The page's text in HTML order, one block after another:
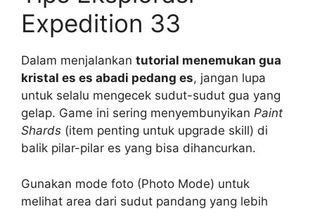
Expedition 33
Dalam menjalankan tutorial menemukan gua
kristal es es abadi pedang es, jangan lupa
untuk selalu mengecek sudut-sudut gua yang
gelap. Game ini sering menyembunyikan Paint
Shards (item penting untuk upgrade skill) di
balik pilar-pilar es yang bisa dihancurkan.
Gunakan mode foto (Photo Mode) untuk
melihat area dari sudut pandang yang lebih